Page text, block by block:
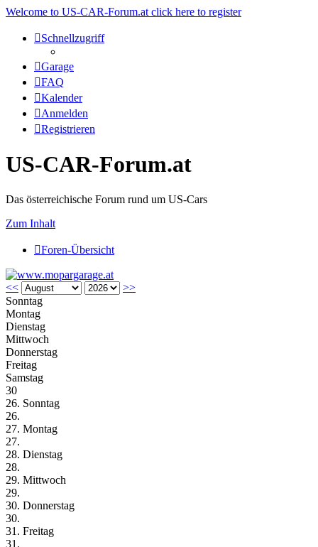
Welcome to US-CAR-Forum.at click here to register
Schnellzugriff
Garage
FAQ
Kalender
Anmelden
Registrieren
US-CAR-Forum.at
Das österreichische Forum rund um US-Cars
Zum Inhalt
Foren-Übersicht
<<
>>
Sonntag
Montag
Dienstag
Mittwoch
Donnerstag
Freitag
Samstag
30
26. Sonntag
26.
27. Montag
27.
28. Dienstag
28.
29. Mittwoch
29.
30. Donnerstag
30.
31. Freitag
31.